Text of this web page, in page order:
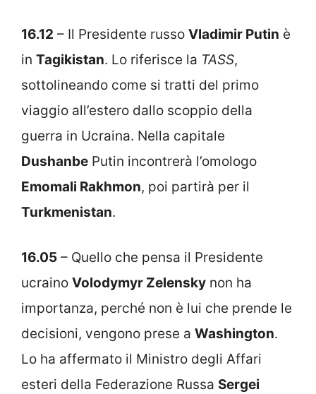
16.12 – Il Presidente russo Vladimir Putin è
in Tagikistan. Lo riferisce la TASS,
sottolineando come si tratti del primo
viaggio all’estero dallo scoppio della
guerra in Ucraina. Nella capitale
Dushanbe Putin incontrerà l’omologo
Emomali Rakhmon, poi partirà per il
Turkmenistan.
16.05 – Quello che pensa il Presidente
ucraino Volodymyr Zelensky non ha
importanza, perché non è lui che prende le
decisioni, vengono prese a Washington.
Lo ha affermato il Ministro degli Affari
esteri della Federazione Russa Sergei